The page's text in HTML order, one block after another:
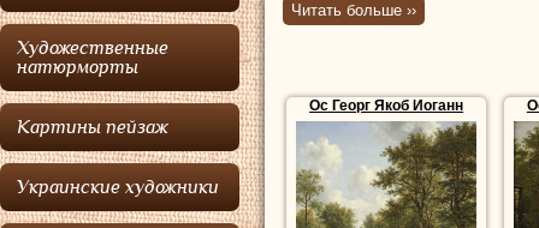
Художественные
натюрморты
Картины пейзаж
Украинские художники
Потомок
Мастер
фруктов, во
1812 году
росписью
Читать больше ››
Ос Георг Якоб Иоганн